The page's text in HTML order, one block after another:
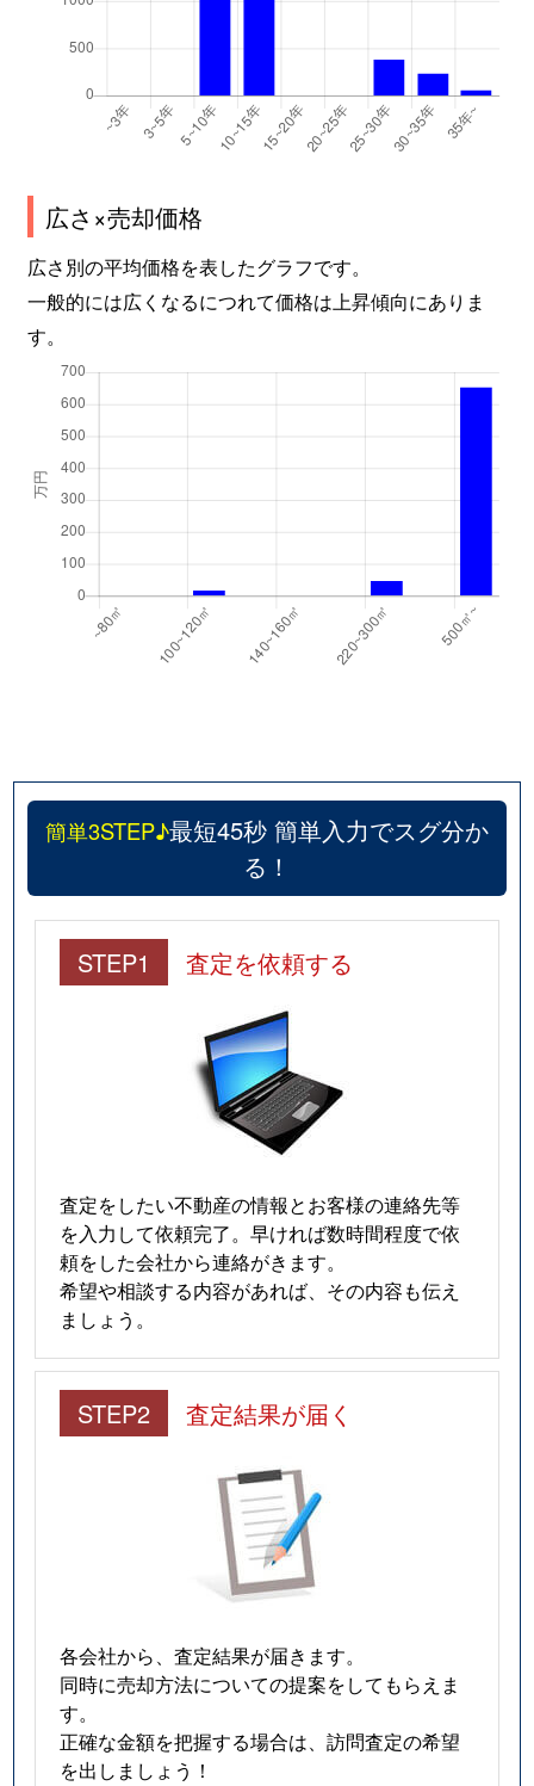
広さ×売却価格
広さ別の平均価格を表したグラフです。
一般的には広くなるにつれて価格は上昇傾向にありま
す。
簡単3STEP♪最短45秒 簡単入力でスグ分か
る！
STEP1 査定を依頼する
査定をしたい不動産の情報とお客様の連絡先等
を入力して依頼完了。早ければ数時間程度で依
頼をした会社から連絡がきます。
希望や相談する内容があれば、その内容も伝え
ましょう。
STEP2 査定結果が届く
各会社から、査定結果が届きます。
同時に売却方法についての提案をしてもらえま
す。
正確な金額を把握する場合は、訪問査定の希望
を出しましょう！